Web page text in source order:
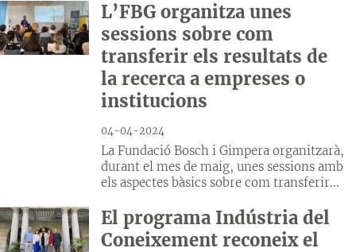
L’FBG organitza unes
sessions sobre com
transferir els resultats de
la recerca a empreses o
institucions
04-04-2024
La Fundació Bosch i Gimpera organitzarà,
durant el mes de maig, unes sessions amb
els aspectes bàsics sobre com transferir...
El programa Indústria del
Coneixement reconeix el